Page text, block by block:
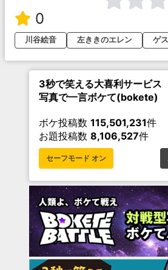
0
川谷絵音
左ききのエレン ゲス
3秒で笑える大喜利サービス
写真で一言ボケて(bokete)
ボケ投稿数 115,501,231件
お題投稿数 8,106,527件
セーフモード オン